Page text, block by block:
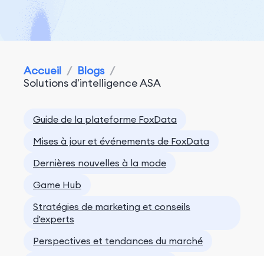
Accueil / Blogs /
Solutions d'intelligence ASA
Guide de la plateforme FoxData
Mises à jour et événements de FoxData
Dernières nouvelles à la mode
Game Hub
Stratégies de marketing et conseils
d'experts
Perspectives et tendances du marché